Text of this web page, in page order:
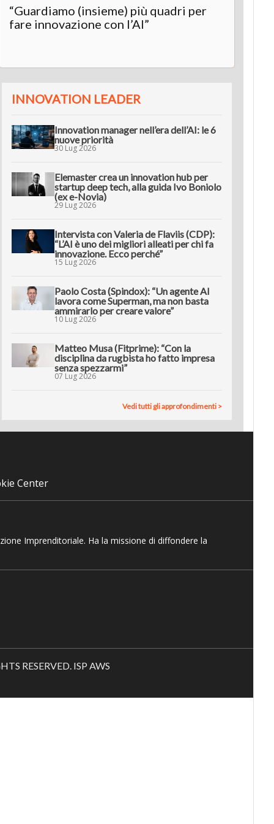
“Guardiamo (insieme) più quadri per
fare innovazione con l’AI”
INNOVATION LEADER
Innovation manager nell’era dell’AI: le 6
nuove priorità
30 Lug 2026
Elemaster crea un innovation hub per
startup deep tech, alla guida Ivo Boniolo
(ex e-Novia)
29 Lug 2026
Intervista con Valeria de Flaviis (CDP):
“L’AI è uno dei migliori alleati per chi fa
innovazione. Ecco perché”
15 Lug 2026
Paolo Costa (Spindox): “Un agente AI
lavora come Superman, ma non basta
ammirarlo per creare valore”
10 Lug 2026
Matteo Musa (Fitprime): “Con la
disciplina da rugbista ho fatto impresa
senza spezzarmi”
07 Lug 2026
Vedi tutti gli approfondimenti >
Center
Imprenditoriale. Ha la missione di diffondere la
RESERVED. ISP AWS